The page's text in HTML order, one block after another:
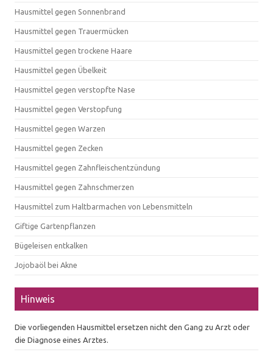
Hausmittel gegen Sonnenbrand
Hausmittel gegen Trauermücken
Hausmittel gegen trockene Haare
Hausmittel gegen Übelkeit
Hausmittel gegen verstopfte Nase
Hausmittel gegen Verstopfung
Hausmittel gegen Warzen
Hausmittel gegen Zecken
Hausmittel gegen Zahnfleischentzündung
Hausmittel gegen Zahnschmerzen
Hausmittel zum Haltbarmachen von Lebensmitteln
Giftige Gartenpflanzen
Bügeleisen entkalken
Jojobaöl bei Akne
Hinweis
Die vorliegenden Hausmittel ersetzen nicht den Gang zu Arzt oder
die Diagnose eines Arztes.